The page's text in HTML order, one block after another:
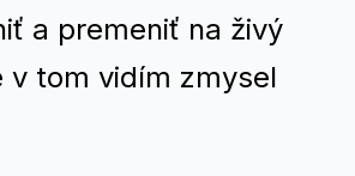
a premeniť na živý
v tom vidím zmysel